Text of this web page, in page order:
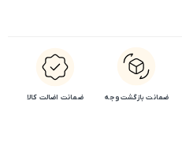
ضمانت بازگشت وجه ضمانت اضالت کالا